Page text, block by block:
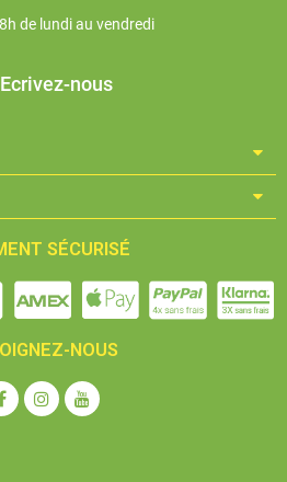
de lundi au vendredi
Ecrivez-nous
SÉCURISÉ
NOUS